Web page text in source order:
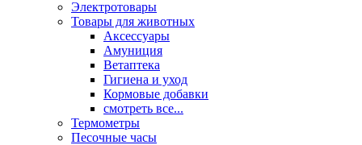
Электротовары
Товары для животных
Аксессуары
Амуниция
Ветаптека
Гигиена и уход
Кормовые добавки
смотреть все...
Термометры
Песочные часы